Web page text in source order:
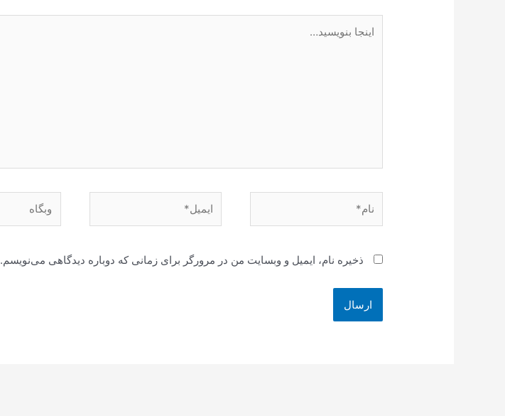
بنویسید…
ذخیره نام، ایمیل و وبسایت من در مرورگر برای زمانی که دوباره دیدگاهی می‌نویسم.